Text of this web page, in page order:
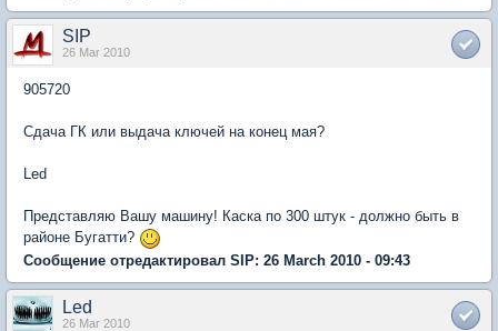
SIP
26 Mar 2010
905720
Сдача ГК или выдача ключей на конец мая?
Led
Представляю Вашу машину! Каска по 300 штук - должно быть в
районе Бугатти?
Сообщение отредактировал SIP: 26 March 2010 - 09:43
Led
26 Mar 2010